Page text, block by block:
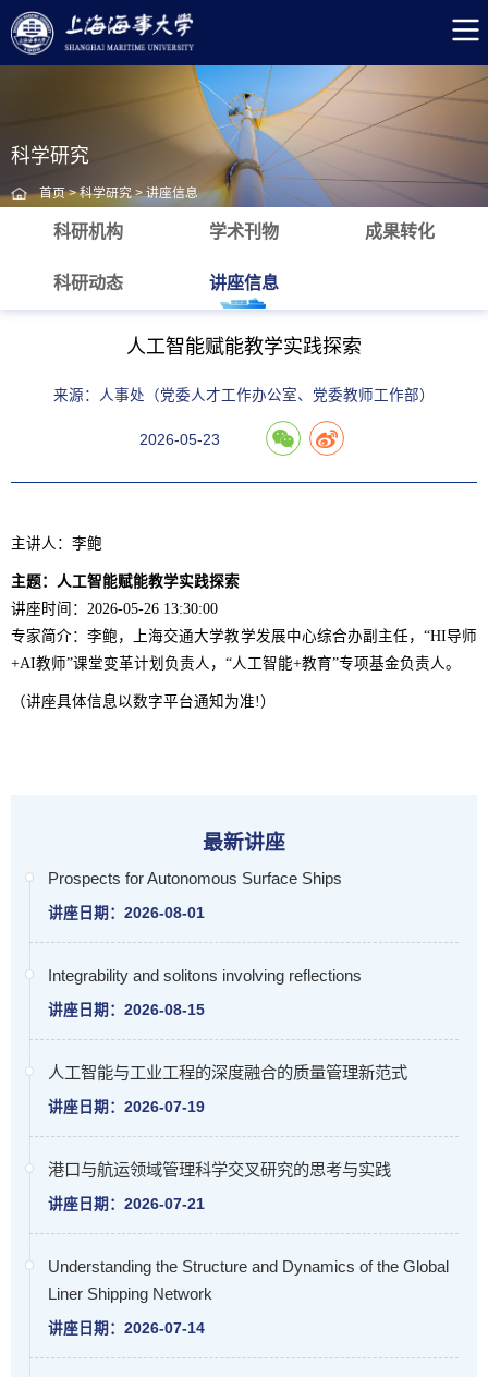
科学研究
首页>科学研究>讲座信息
科研机构 学术刊物 成果转化
科研动态 讲座信息
人工智能赋能教学实践探索
来源：人事处（党委人才工作办公室、党委教师工作部）
2026-05-23
主讲人：李鲍
主题：人工智能赋能教学实践探索
讲座时间：2026-05-26 13:30:00
专家简介：李鲍，上海交通大学教学发展中心综合办副主任，“HI导师
+AI教师”课堂变革计划负责人，“人工智能+教育”专项基金负责人。
（讲座具体信息以数字平台通知为准!）
最新讲座
Prospects for Autonomous Surface Ships
讲座日期：2026-08-01
Integrability and solitons involving reflections
讲座日期：2026-08-15
人工智能与工业工程的深度融合的质量管理新范式
讲座日期：2026-07-19
港口与航运领域管理科学交叉研究的思考与实践
讲座日期：2026-07-21
Understanding the Structure and Dynamics of the Global
Liner Shipping Network
讲座日期：2026-07-14